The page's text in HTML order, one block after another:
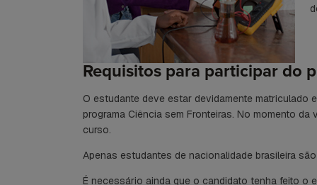
Requisitos para participar do
O estudante deve estar devidamente matriculado
programa Ciência sem Fronteiras. No momento
curso.
Apenas estudantes de nacionalidade brasileira
É necessário ainda que o candidato tenha feito o